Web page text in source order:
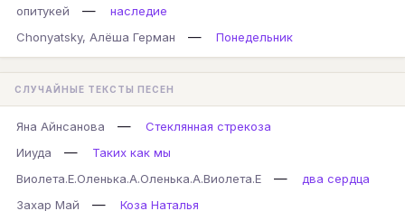
опитукей
—
наследие
Chonyatsky, Алёша Герман
— Понедельник
СЛУЧАЙНЫЕ ТЕКСТЫ ПЕСЕН
Яна Айнсанова —
Стеклянная стрекоза
Ииуда
—
Таких как мы
Виолета.Е.Оленька.А.Оленька.А.Виолета.Е
—
два сердца
Захар Май
— Коза Наталья